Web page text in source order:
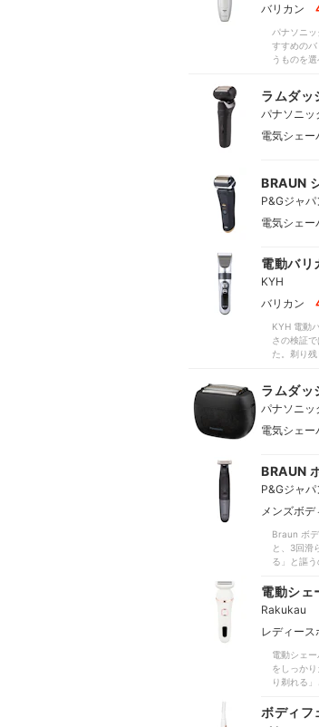
バリカン
パナソニ
すすめの
うものを
ながら使
です。ま
いえパナ
ラムダッ
パナソニッ
電気シェー
BRAUN
P&Gジャパ
電気シェー
電動バリ
KYH
バリカン
KYH 電動
さの検証
た。剃り
好。耳周
なかに
ンテナン
がやや広
いでしょ
にこだわ
ラムダッ
パナソニッ
電気シェー
BRAUN
P&Gジャパ
メンズボ
Braun ボ
と、3回滑
る」と謳
と評され
ボディが
リップが
107gと軽
のケアで
属しない
は比較的
電動シェ
Rakukau
レディース
電動シェ
をしっか
り剃れる
る」と謳
の、商品
ボディフ